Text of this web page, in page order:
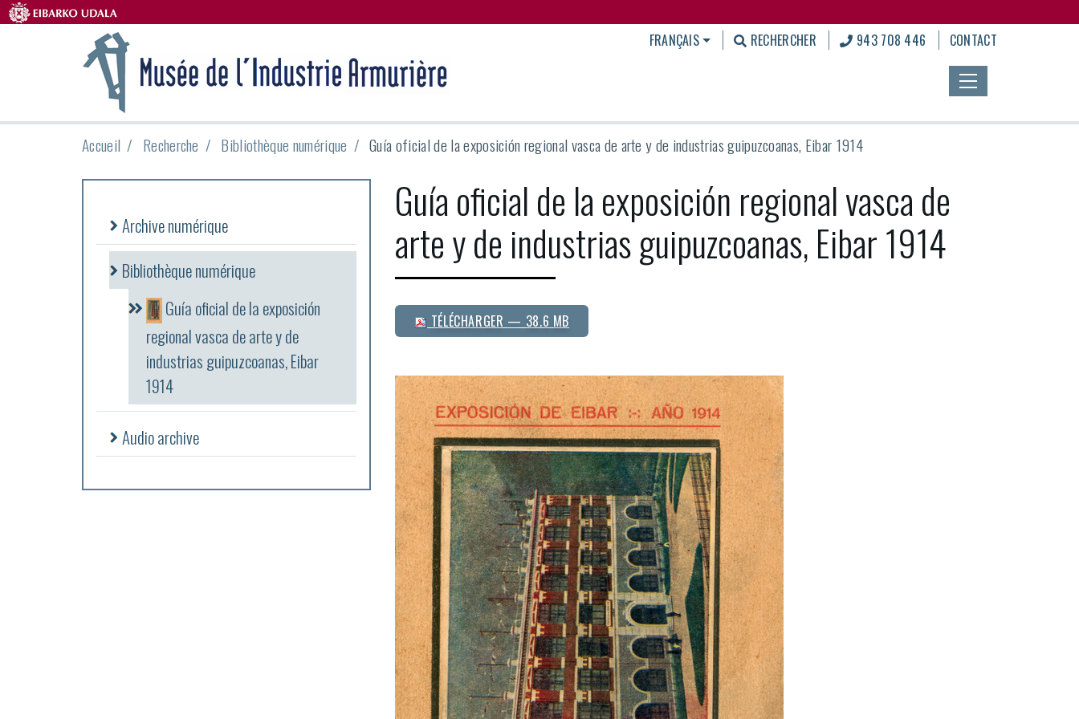
FRANÇAIS RECHERCHER 943 708 446 CONTACT
Accueil Recherche Bibliothèque numérique Guía oficial de la exposición regional vasca de arte y de industrias guipuzcoanas, Eibar 1914
Guía oficial de la exposición regional vasca de
arte y de industrias guipuzcoanas, Eibar 1914
TÉLÉCHARGER — 38.6 MB
Archive numérique
Bibliothèque numérique
Guía oficial de la exposición
regional vasca de arte y de
industrias guipuzcoanas, Eibar
1914
Audio archive